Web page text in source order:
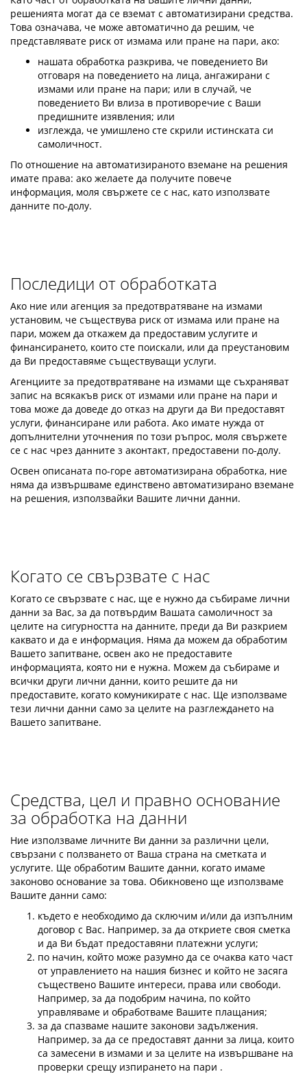
решенията могат да се вземат с автоматизирани средства.
Това означава, че може автоматично да решим, че
представлявате риск от измама или пране на пари, ако:
нашата обработка разкрива, че поведението Ви
отговаря на поведението на лица, ангажирани с
измами или пране на пари; или в случай, че
поведението Ви влиза в противоречие с Ваши
предишните изявления; или
изглежда, че умишлено сте скрили истинската си
самоличност.
По отношение на автоматизираното вземане на решения
имате права: ако желаете да получите повече
информация, моля свържете се с нас, като използвате
данните по-долу.
Последици от обработката
Ако ние или агенция за предотвратяване на измами
установим, че съществува риск от измама или пране на
пари, можем да откажем да предоставим услугите и
финансирането, които сте поискали, или да преустановим
да Ви предоставяме съществуващи услуги.
Агенциите за предотвратяване на измами ще съхраняват
запис на всякакъв риск от измами или пране на пари и
това може да доведе до отказ на други да Ви предоставят
услуги, финансиране или работа. Ако имате нужда от
допълнителни уточнения по този ръпрос, моля свържете
се с нас чрез данните з аконтакт, предоставени по-долу.
Освен описаната по-горе автоматизирана обработка, ние
няма да извършваме единствено автоматизирано вземане
на решения, използвайки Вашите лични данни.
Когато се свързвате с нас
Когато се свързвате с нас, ще е нужно да събираме лични
данни за Вас, за да потвърдим Вашата самоличност за
целите на сигурността на данните, преди да Ви разкрием
каквато и да е информация. Няма да можем да обработим
Вашето запитване, освен ако не предоставите
информацията, която ни е нужна. Можем да събираме и
всички други лични данни, които решите да ни
предоставите, когато комуникирате с нас. Ще използваме
тези лични данни само за целите на разглеждането на
Вашето запитване.
Средства, цел и правно основание
за обработка на данни
Ние използваме личните Ви данни за различни цели,
свързани с ползването от Ваша страна на сметката и
услугите. Ще обработим Вашите данни, когато имаме
законово основание за това. Обикновено ще използваме
Вашите данни само:
където е необходимо да сключим и/или да изпълним
договор с Вас. Например, за да откриете своя сметка
и да Ви бъдат предоставяни платежни услуги;
по начин, който може разумно да се очаква като част
от управлението на нашия бизнес и който не засяга
съществено Вашите интереси, права или свободи.
Например, за да подобрим начина, по който
управляваме и обработваме Вашите плащания;
за да спазваме нашите законови задължения.
Например, за да се предоставят данни за лица, които
са замесени в измами и за целите на извършване на
проверки срещу изпирането на пари .